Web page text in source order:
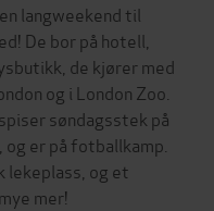
langweekend til
De bor på hotell,
de kjører med
og i London Zoo.
søndagsstek på
er på fotballkamp.
lekeplass, og et
mer!